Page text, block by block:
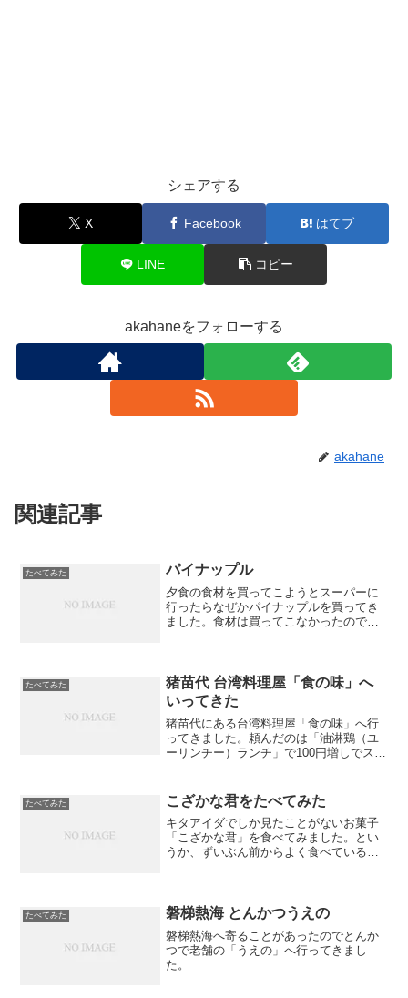
シェアする
X Facebook はてブ
LINE コピー
akahaneをフォローする
akahane
関連記事
たべてみた パイナップル
夕食の食材を買ってこようとスーパーに
行ったらなぜかパイナップルを買ってき
ました。食材は買ってこなかったので夕
が生のまま一個買ったのは...
たべてみた
猪苗代 台湾料理屋「食の味」へ
いってきた
猪苗代にある台湾料理屋「食の味」へ行
ってきました。頼んだのは「油淋鶏（ユ
ーリンチー）ランチ」で100円増しでスー
ラーメンが出てきてビックリ。
たべてみた こざかな君をたべてみた
キタアイダでしか見たことがないお菓子
「こざかな君」を食べてみました。とい
うか、ずいぶん前からよく食べているス
たべてみた 磐梯熱海 とんかつうえの
磐梯熱海へ寄ることがあったのでとんか
つで老舗の「うえの」へ行ってきまし
た。